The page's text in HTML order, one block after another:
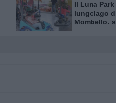
Il Luna
lungolago
Mombello: